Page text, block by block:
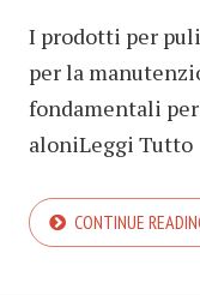
I prodotti per
per la
fondamentali
aloniLeggi Tutto
CONTINUE